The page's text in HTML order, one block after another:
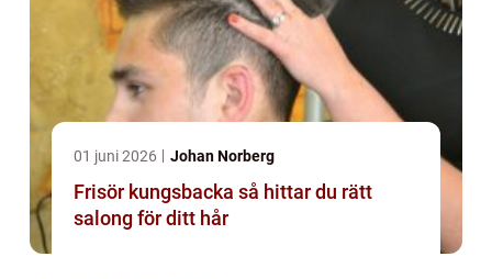
01 juni 2026 Johan Norberg
Frisör kungsbacka så hittar du rätt
salong för ditt hår